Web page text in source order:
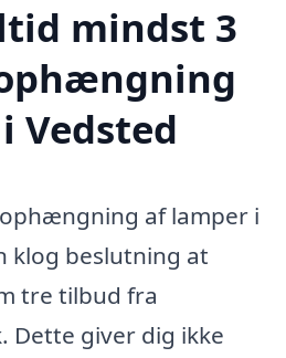
mindst 3
Vedsted
af lamper i
klog beslutning at
tre tilbud fra
Dette giver dig ikke